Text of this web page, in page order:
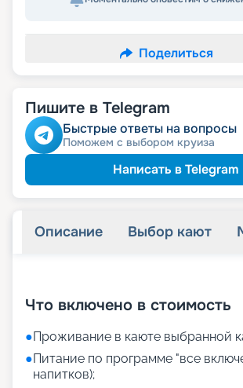
Поделиться
Пишите в Telegram
Быстрые ответы на вопросы
Поможем с выбором круиза
Написать в Telegram
Описание Выбор кают
Что включено в стоимость
●Проживание в каюте выбранной
●Питание по программе "все
напитков);